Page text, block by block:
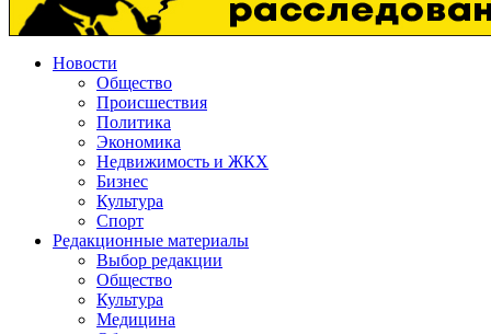
Новости
Общество
Происшествия
Политика
Экономика
Недвижимость и ЖКХ
Бизнес
Культура
Спорт
Редакционные материалы
Выбор редакции
Общество
Культура
Медицина